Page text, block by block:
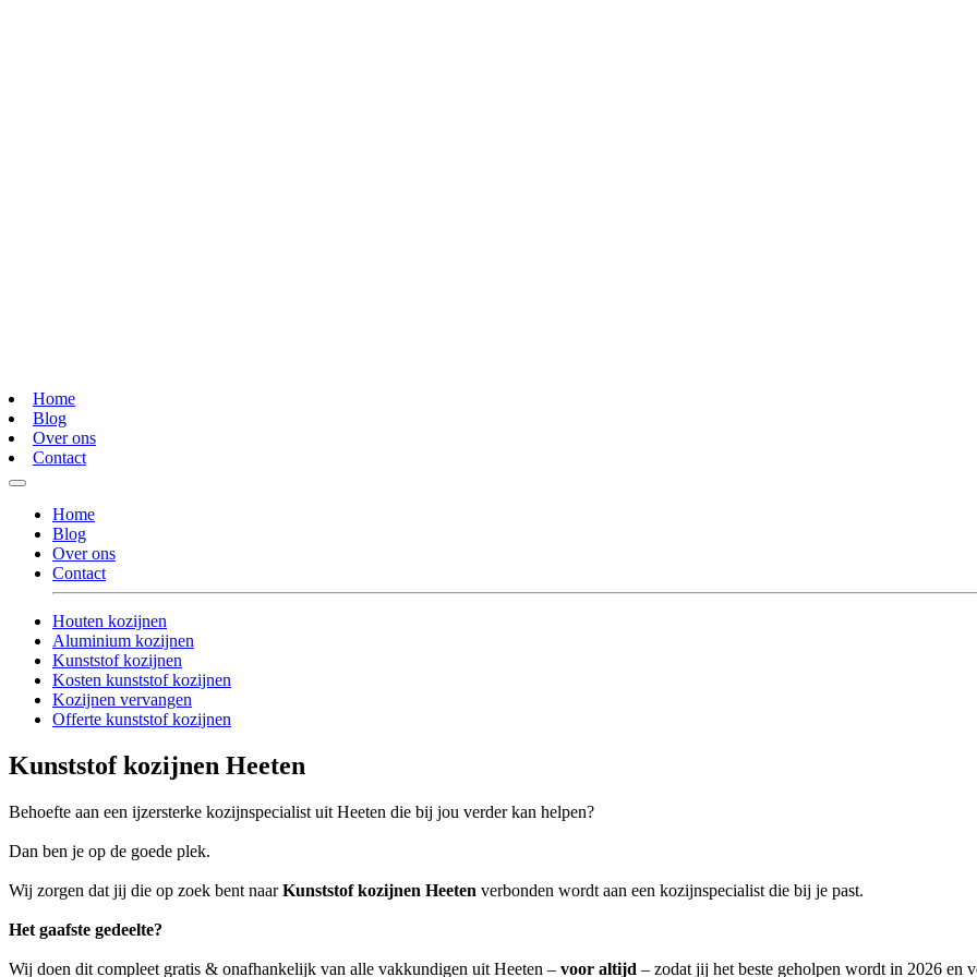
Home
Blog
Over ons
Contact
Home
Blog
Over ons
Contact
Houten kozijnen
Aluminium kozijnen
Kunststof kozijnen
Kosten kunststof kozijnen
Kozijnen vervangen
Offerte kunststof kozijnen
Kunststof kozijnen Heeten
Behoefte aan een ijzersterke kozijnspecialist uit Heeten die bij jou verder kan helpen?
Dan ben je op de goede plek.
Wij zorgen dat jij die op zoek bent naarKunststof kozijnen Heeten verbonden wordt aan een kozijnspecialist die bij je past.
Het gaafste gedeelte?
Wij doen dit compleet gratis & onafhankelijk van alle vakkundigen uit Heeten – voor altijd – zodat jij het beste geholpen wordt in 2026 en